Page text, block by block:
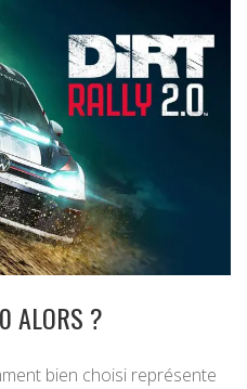
ALORS ?
bien choisi représente